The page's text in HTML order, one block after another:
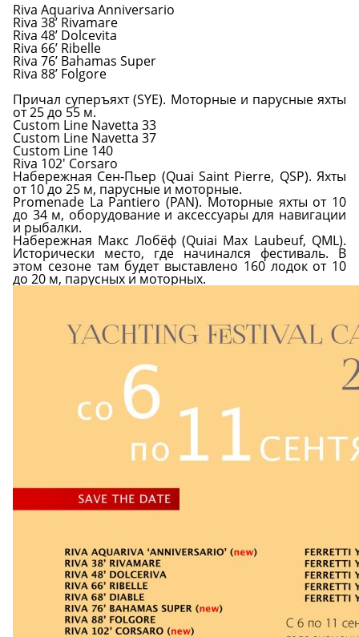
Riva Aquariva Anniversario
Riva 38’ Rivamare
Riva 48’ Dolcevita
Riva 66’ Ribelle
Riva 76’ Bahamas Super
Riva 88’ Folgore
Причал суперъяхт (SYE). Моторные и парусные яхты
от 25 до 55 м.
Custom Line Navetta 33
Custom Line Navetta 37
Custom Line 140
Riva 102' Corsaro
Набережная Сен-Пьер (Quai Saint Pierre, QSP). Яхты
от 10 до 25 м, парусные и моторные.
Promenade La Pantiero (PAN). Моторные яхты от 10
до 34 м, оборудование и аксессуары для навигации
и рыбалки.
Набережная Макс Лобёф (Quiai Max Laubeuf, QML).
Исторически место, где начинался фестиваль. В
этом сезоне там будет выставлено 160 лодок от 10
до 20 м, парусных и моторных.